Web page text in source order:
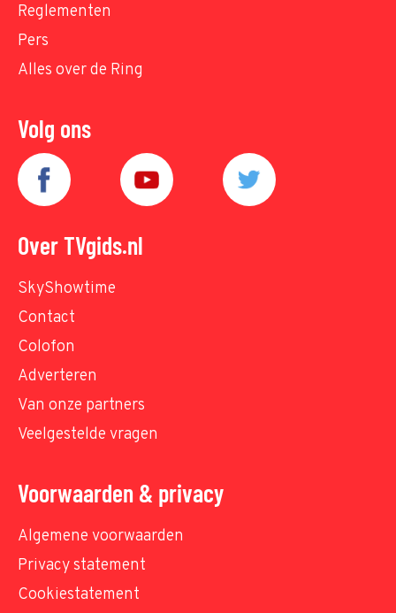
Reglementen
Pers
Alles over de Ring
Volg ons
Over TVgids.nl
SkyShowtime
Contact
Colofon
Adverteren
Van onze partners
Veelgestelde vragen
Voorwaarden & privacy
Algemene voorwaarden
Privacy statement
Cookiestatement